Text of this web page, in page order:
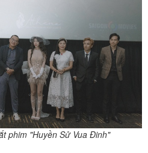
phim "Huyền Sử Vua Đinh"